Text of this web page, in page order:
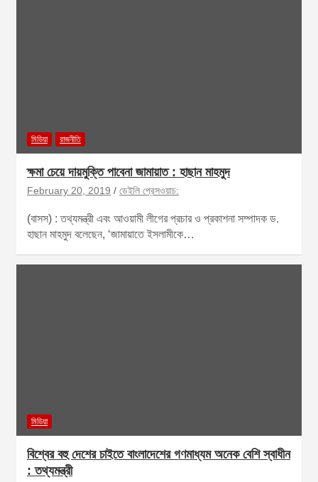
মিডিয়া রাজনীতি
ক্ষমা চেয়ে দায়মুক্তি পাবেনা জামায়াত : হাছান মাহমুদ
February 20, 2019 ডেইলি প্রেসওয়াচ:
(বাসস) : তথ্যমন্ত্রী এবং আওয়ামী লীগের প্রচার ও প্রকাশনা সম্পাদক ড.
হাছান মাহমুদ বলেছেন, ‘জামায়াতে ইসলামীকে…
মিডিয়া
বিশ্বের বহু দেশের চাইতে বাংলাদেশের গণমাধ্যম অনেক বেশি স্বাধীন
: তথ্যমন্ত্রী